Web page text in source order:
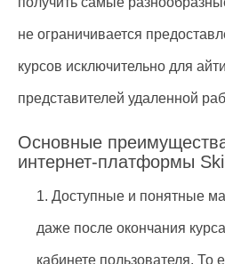
не ограничивается
курсов исключительно для
представителей удаленной
Основные
интернет-платформы
1. Доступные и понятные
даже после окончания
кабинете пользователя. То